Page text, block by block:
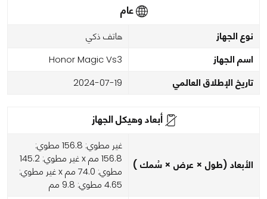
عام
نوع الجهاز هاتف ذكي
اسم الجهاز Honor Magic Vs3
تاريخ الإطلاق العالمي 2024-07-19
أبعاد وهيكل الجهاز
الأبعاد (طول × عرض × سُمك )
غير مطوي: 156.8 مطوي:
156.8 مم x غير مطوي: 145.2
مطوي: 74.0 مم x غير مطوي:
4.65 مطوي: 9.8 مم